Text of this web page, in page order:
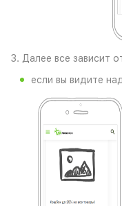
3. Далее все зависит
если вы видите